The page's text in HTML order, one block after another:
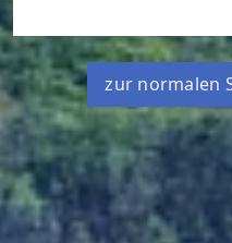
zur normalen